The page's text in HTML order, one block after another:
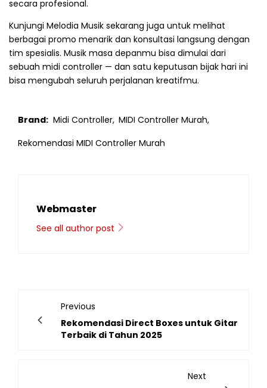
secara profesional.
Kunjungi Melodia Musik sekarang juga untuk melihat
berbagai promo menarik dan konsultasi langsung dengan
tim spesialis. Musik masa depanmu bisa dimulai dari
sebuah midi controller — dan satu keputusan bijak hari ini
bisa mengubah seluruh perjalanan kreatifmu.
Brand: Midi Controller, MIDI Controller Murah,
Rekomendasi MIDI Controller Murah
Webmaster
See all author post
Previous
Rekomendasi Direct Boxes untuk Gitar
Terbaik di Tahun 2025
Next